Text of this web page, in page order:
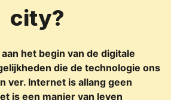
city?
het begin van de digitale
die de technologie ons
ver. Internet is allang geen
is een manier van leven